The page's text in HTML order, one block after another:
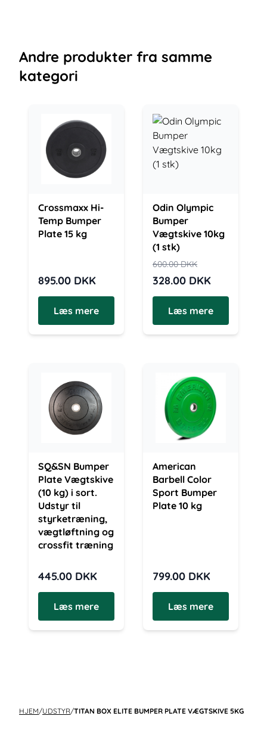
Andre produkter fra samme
kategori
Crossmaxx Hi-
Temp Bumper
Plate 15 kg
895.00 DKK
Læs mere
Odin Olympic
Bumper
Vægtskive 10kg
(1 stk)
600.00DKK
328.00 DKK
Læs mere
SQ&SN Bumper
Plate Vægtskive
(10 kg) i sort.
Udstyr til
styrketræning,
vægtløftning og
crossfit træning
445.00 DKK
Læs mere
American
Barbell Color
Sport Bumper
Plate 10 kg
799.00 DKK
Læs mere
HJEM/UDSTYR/TITAN BOX ELITE BUMPER PLATE VÆGTSKIVE 5KG